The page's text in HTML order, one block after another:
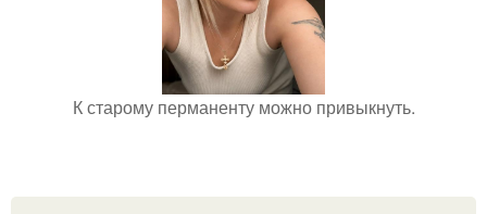
К старому перманенту можно привыкнуть.